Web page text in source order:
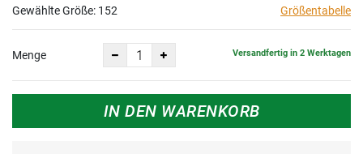
Gewählte Größe: 152 Größentabelle
Menge Versandfertig in 2 Werktagen
IN DEN WARENKORB